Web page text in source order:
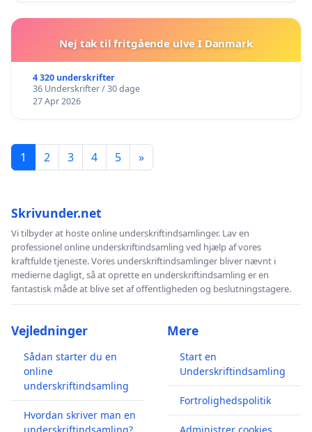
Nej tak til fritgående ulve I Danmark
4 320 underskrifter
36 Underskrifter / 30 dage
27 Apr 2026
1 2 3 4 5 »
Skrivunder.net
Vi tilbyder at hoste online underskriftindsamlinger. Lav en
professionel online underskriftindsamling ved hjælp af vores
kraftfulde tjeneste. Vores underskriftindsamlinger bliver nævnt i
medierne dagligt, så at oprette en underskriftindsamling er en
fantastisk måde at blive set af offentligheden og beslutningstagere.
Vejledninger
Sådan starter du en
online
underskriftindsamling
Hvordan skriver man en
Mere
Start en
Underskriftindsamling
Fortrolighedspolitik